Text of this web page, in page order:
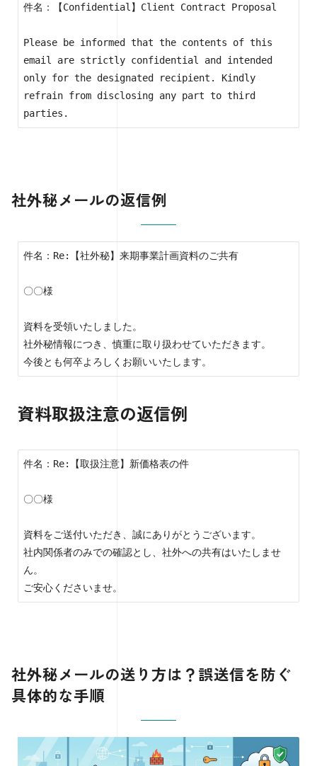
件名：【Confidential】Client Contract Proposal
Please be informed that the contents of this
email are strictly confidential and intended
only for the designated recipient. Kindly
refrain from disclosing any part to third
parties.
社外秘メールの返信例
件名：Re:【社外秘】来期事業計画資料のご共有
〇〇様
資料を受領いたしました。
社外秘情報につき、慎重に取り扱わせていただきます。
今後とも何卒よろしくお願いいたします。
資料取扱注意の返信例
件名：Re:【取扱注意】新価格表の件
〇〇様
資料をご送付いただき、誠にありがとうございます。
社内関係者のみでの確認とし、社外への共有はいたしませ
ん。
ご安心くださいませ。
社外秘メールの送り方は？誤送信を防ぐ
具体的な手順